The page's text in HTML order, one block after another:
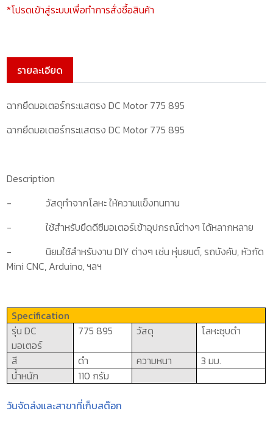
*โปรดเข้าสู่ระบบเพื่อทำการสั่งซื้อสินค้า
รายละเอียด
ฉากยึดมอเตอร์กระแสตรง DC Motor 775 895
ฉากยึดมอเตอร์กระแสตรง DC Motor 775 895
Description
- วัสดุทำจากโลหะ ให้ความแข็งทนทาน
-ใช้สำหรับยึดดีซีมอเตอร์เข้าอุปกรณ์ต่างๆ ได้หลากหลาย
-นิยมใช้สำหรับงานDIYต่างๆ เช่น หุ่นยนต์,รถบังคับ,หัวกัด
Mini CNC, Arduino,ฯลฯ
Specification
รุ่น DC
มอเตอร์
775 895 วัสดุ โลหะชุบดำ
สี ดำ ความหนา
3 มม.
น้ำหนัก
110 กรัม
วันจัดส่งและสาขาที่เก็บสต๊อก